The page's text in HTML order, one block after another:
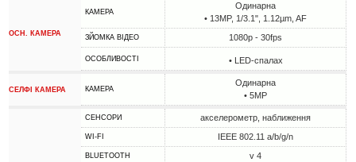
ОСН. КАМЕРА
КАМЕРА
Одинарна
• 13MP, 1/3.1", 1.12µm, AF
ЗЙОМКА ВІДЕО 1080p - 30fps
ОСОБЛИВОСТІ • LED-спалах
СЕЛФІ КАМЕРА КАМЕРА
Одинарна
• 5MP
СЕНСОРИ акселерометр, наближення
WI-FI IEEE 802.11 a/b/g/n
BLUETOOTH v 4